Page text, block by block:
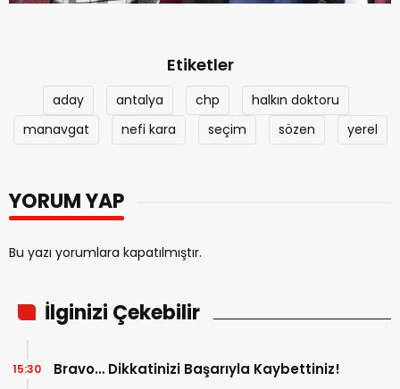
Etiketler
aday antalya chp
halkın doktoru
manavgat
nefi kara seçim sözen yerel
YORUM YAP
Bu yazı yorumlara kapatılmıştır.
İlginizi Çekebilir
Bravo… Dikkatinizi Başarıyla Kaybettiniz!
15:30